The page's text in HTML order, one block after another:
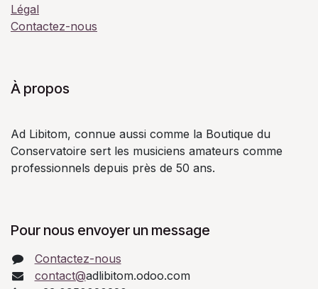
Légal
Contactez-nous
À propos
Ad Libitom, connue aussi comme la Boutique du
Conservatoire sert les musiciens amateurs comme
professionnels depuis près de 50 ans.
Pour nous envoyer un message
Contactez-nous
contact@adlibitom.odoo.com